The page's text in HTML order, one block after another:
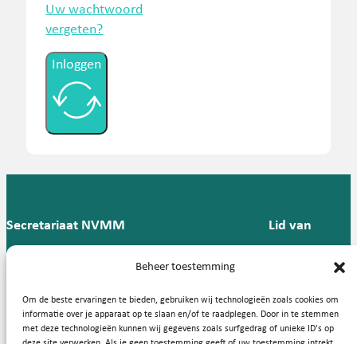
Beheer toestemming
Om de beste ervaringen te bieden, gebruiken wij technologieën zoals cookies om
informatie over je apparaat op te slaan en/of te raadplegen. Door in te stemmen
met deze technologieën kunnen wij gegevens zoals surfgedrag of unieke ID's op
Uw wachtwoord
vergeten?
Inloggen
Secretariaat NVMM
Groningen
T: 088 -
57
Lid van